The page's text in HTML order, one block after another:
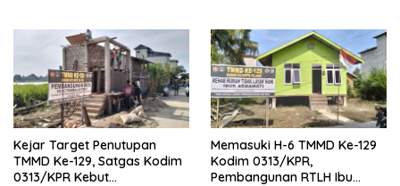
Kejar Target Penutupan
TMMD Ke-129, Satgas Kodim
0313/KPR Kebut
Memasuki H-6 TMMD Ke-129
Kodim 0313/KPR,
Pembangunan RTLH Ibu